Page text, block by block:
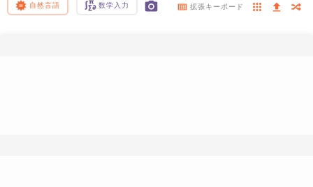
自然言語 数学入力 拡張キーボード